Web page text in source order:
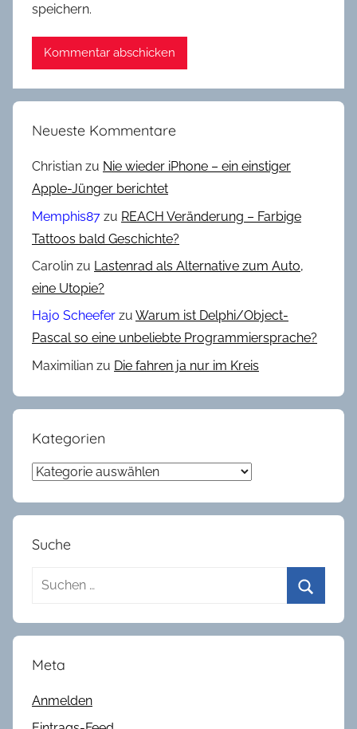
speichern.
Neueste Kommentare
Christian zu Nie wieder iPhone – ein einstiger
Apple-Jünger berichtet
Memphis87 zu REACH Veränderung – Farbige
Tattoos bald Geschichte?
Carolin zu Lastenrad als Alternative zum Auto,
eine Utopie?
Hajo Scheefer zu Warum ist Delphi/Object-
Pascal so eine unbeliebte Programmiersprache?
Maximilian zu Die fahren ja nur im Kreis
Kategorien
Kategorien
Suche
Suchen
Meta
Anmelden